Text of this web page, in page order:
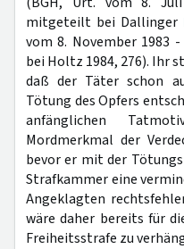
mitgeteilt bei Dallinger
vom 8. November 1983 -
bei Holtz 1984, 276). Ihr
daß der Täter schon
Tötung des Opfers
anfänglichen
Mordmerkmal der
bevor er mit der
Strafkammer eine
Angeklagten
wäre daher bereits für
Freiheitsstrafe zu